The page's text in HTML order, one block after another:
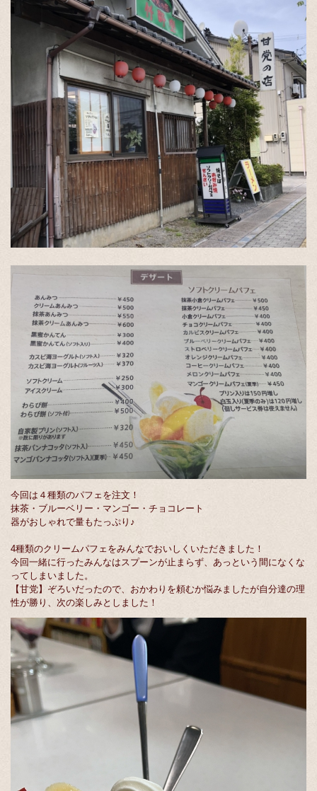
今回は４種類のパフェを注文！
抹茶・ブルーベリー・マンゴー・チョコレート
器がおしゃれで量もたっぷり♪
4種類のクリームパフェをみんなでおいしくいただきました！
今回一緒に行ったみんなはスプーンが止まらず、あっという間になくな
ってしまいました。
【甘党】ぞろいだったので、おかわりを頼むか悩みましたが自分達の理
性が勝り、次の楽しみとしました！